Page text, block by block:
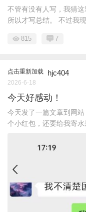
不管有没有人写，我猜
所以才写总结。 不过我
815 7
点击重新加载 hjc404
2026-6-18
今天好感动！
今天发了一篇文章到网
个小红包，还要给我寄水